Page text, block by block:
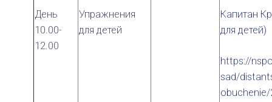
День
10.00-
12.00
Упражнения
для детей
Капитан
для детей)
https://
sad/